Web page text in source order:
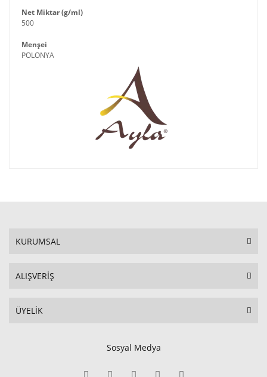
Net Miktar (g/ml)
500
Menşei
POLONYA
KURUMSAL
ALIŞVERİŞ
ÜYELİK
Sosyal Medya